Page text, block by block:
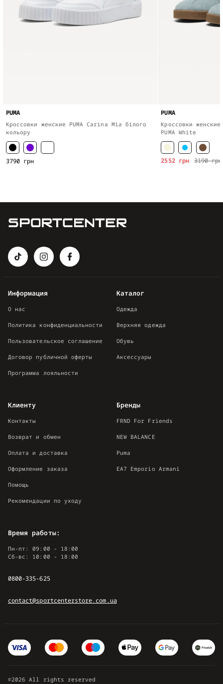
PUMA
Кроссовки женские PUMA Carina Mia білого
кольору
3790 грн
PUMA
Кроссовки
PUMA White
3190 грн
2552 грн
Каталог
Одежда
Верхняя одежда
Обувь
Аксессуары
Информация
О нас
Политика конфиденциальности
Пользовательское соглашение
Договор публичной оферты
Программа лояльности
Клиенту
Контакты
Возврат и обмен
Оплата и доставка
Оформление заказа
Помощь
Рекомендации по уходу
Бренды
FRND For Friends
NEW BALANCE
Puma
EA7 Emporio Armani
Время работы:
Пн-пт: 09:00 - 18:00
Сб-вс: 10:00 - 18:00
0800-335-625
contact@sportcenterstore.com.ua
©2026 All rights reserved